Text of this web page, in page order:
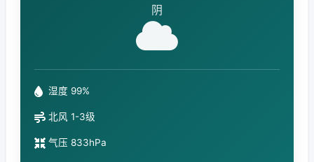
阴
湿度 99%
北风 1-3级
气压 833hPa